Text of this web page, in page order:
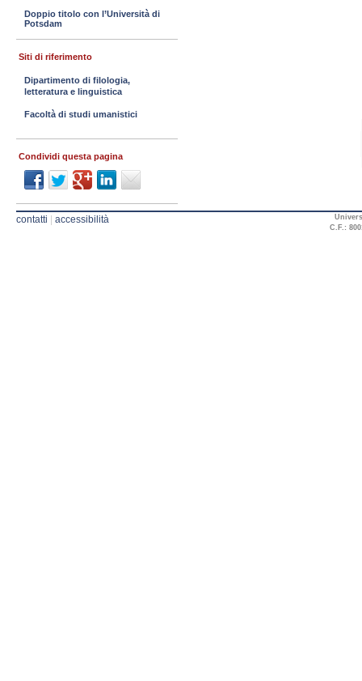
Doppio titolo con l’Università di
Potsdam
Siti di riferimento
Dipartimento di filologia,
letteratura e linguistica
Facoltà di studi umanistici
Condividi questa pagina
contatti accessibilità
C.F.: